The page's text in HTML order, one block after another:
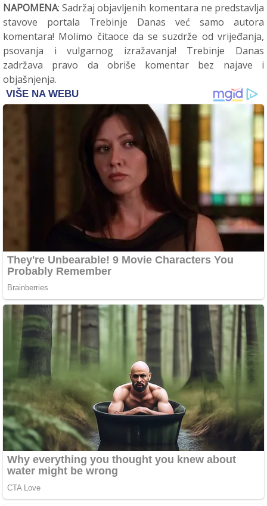
NAPOMENA: Sadržaj objavljenih komentara ne predstavlja
stavove portala Trebinje Danas već samo autora
komentara! Molimo čitaoce da se suzdrže od vrijeđanja,
psovanja i vulgarnog izražavanja! Trebinje Danas
zadržava pravo da obriše komentar bez najave i
objašnjenja.